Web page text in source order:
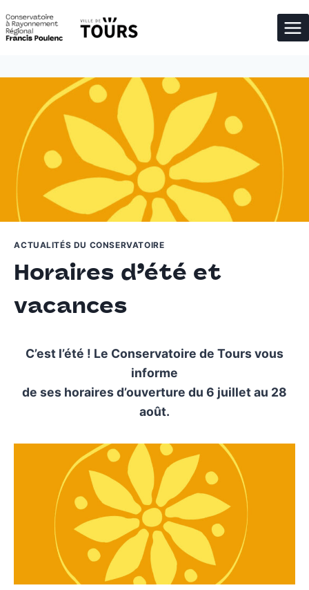
au
contenu
ACTUALITÉS DU CONSERVATOIRE
Horaires d’été et
vacances
C’est l’été ! Le Conservatoire de Tours vous
informe
de ses horaires d’ouverture du 6 juillet au 28
août.